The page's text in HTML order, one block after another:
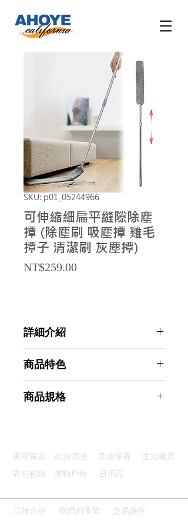
SKU: p01_05244966
可伸縮細扁平縫隙除塵
撢 (除塵刷 吸塵撢 雞毛
撢子 清潔刷 灰塵撢)
NT$259.00Price
詳細介紹
商品特色
柔軟可彎：微纖刷頭超級靈活
商品規格
商品型號：p01_05244966
主要材質：塑膠+不銹鋼管
商品重量(g)：175
產地名稱：中國大陸
家用電器 3C與周邊 美妝保養
生活雜貨
衣包鞋錶
運動戶外 日用品
品牌介紹 我們的優勢 交易條件